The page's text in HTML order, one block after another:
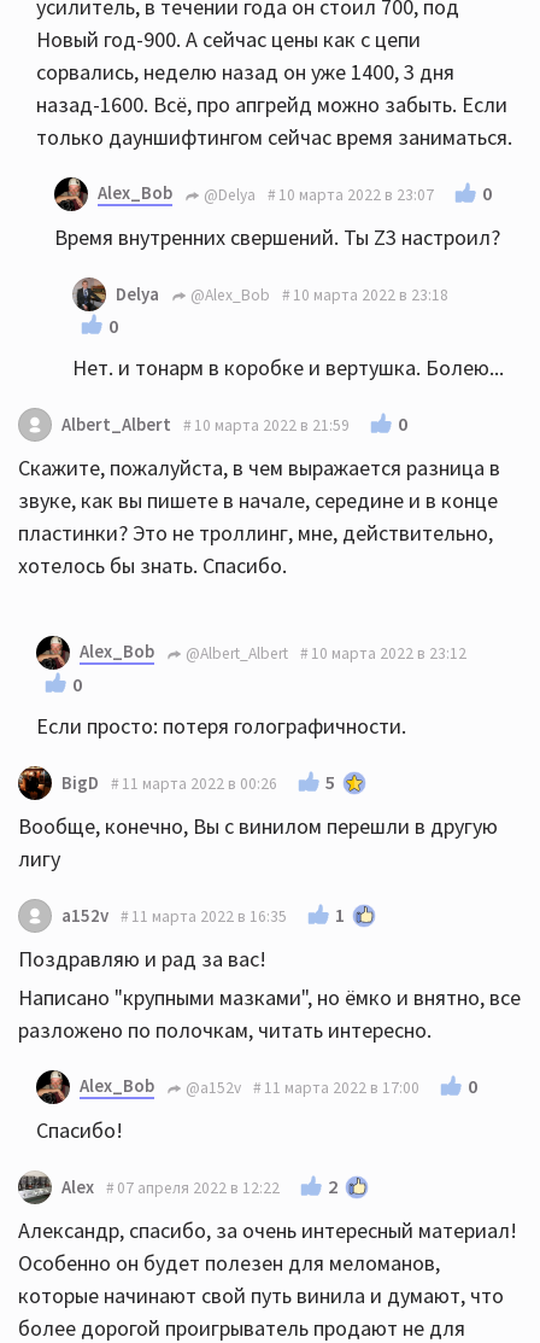
усилитель, в течении года он стоил 700, под
Новый год-900. А сейчас цены как с цепи
сорвались, неделю назад он уже 1400, 3 дня
назад-1600. Всё, про апгрейд можно забыть. Если
только дауншифтингом сейчас время заниматься.
Alex_Bob @Delya 10 марта 2022 в 23:07 0
Время внутренних свершений. Ты Z3 настроил?
Delya @Alex_Bob 10 марта 2022 в 23:18
0
Нет. и тонарм в коробке и вертушка. Болею...
Albert_Albert 10 марта 2022 в 21:59 0
Скажите, пожалуйста, в чем выражается разница в
звуке, как вы пишете в начале, середине и в конце
пластинки? Это не троллинг, мне, действительно,
хотелось бы знать. Спасибо.
Alex_Bob @Albert_Albert 10 марта 2022 в 23:12
0
Если просто: потеря голографичности.
BigD 11 марта 2022 в 00:26 5
Вообще, конечно, Вы с винилом перешли в другую
лигу
a152v 11 марта 2022 в 16:35 1
Поздравляю и рад за вас!
Написано "крупными мазками", но ёмко и внятно, все
разложено по полочкам, читать интересно.
Alex_Bob @a152v 11 марта 2022 в 17:00 0
Спасибо!
Alex 07 апреля 2022 в 12:22 2
Александр, спасибо, за очень интересный материал!
Особенно он будет полезен для меломанов,
которые начинают свой путь винила и думают, что
более дорогой проигрыватель продают не для